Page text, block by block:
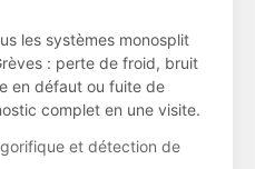
les systèmes monosplit
: perte de froid, bruit
en défaut ou fuite de
complet en une visite.
et détection de